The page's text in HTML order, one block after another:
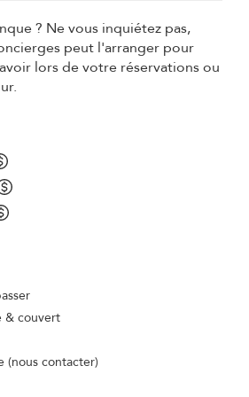
? Ne vous inquiétez pas,
peut l'arranger pour
lors de votre réservations ou
& couvert
(nous contacter)